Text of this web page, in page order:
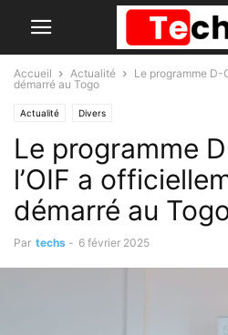
Accueil Actualité
Le programme D-
démarré au Togo
Actualité Divers
Le programme
l’OIF a
démarré au
Par techs - 6 février 2025